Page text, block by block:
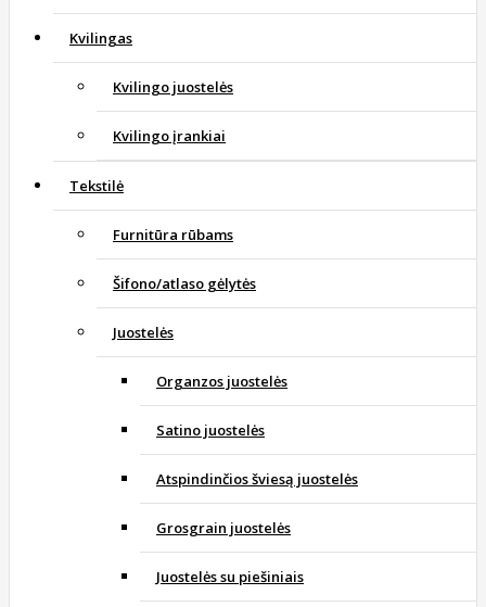
Kvilingas
Kvilingo juostelės
Kvilingo įrankiai
Tekstilė
Furnitūra rūbams
Šifono/atlaso gėlytės
Juostelės
Organzos juostelės
Satino juostelės
Atspindinčios šviesą juostelės
Grosgrain juostelės
Juostelės su piešiniais